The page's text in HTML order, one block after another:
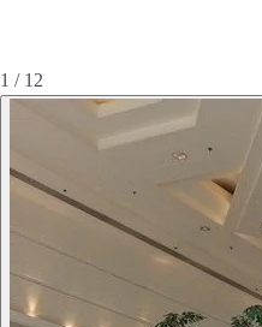
1 / 12